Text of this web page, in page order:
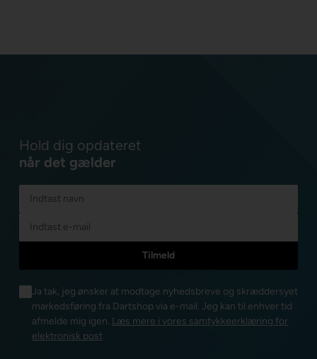
Hold dig opdateret
når det gælder
Ja tak, jeg ønsker at modtage nyhedsbreve og skræddersyet
markedsføring fra Dartshop via e-mail. Jeg kan til enhver tid
afmelde mig igen. Læs mere i vores samtykkeerklæring for
elektronisk post